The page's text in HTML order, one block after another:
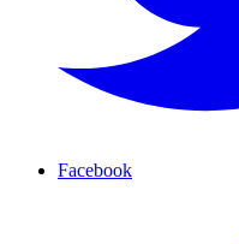
Facebook